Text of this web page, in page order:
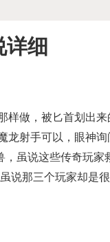
细
做，被匕首划出来
龙射手可以，眼神
虽说这些传奇玩家
说那三个玩家却是很